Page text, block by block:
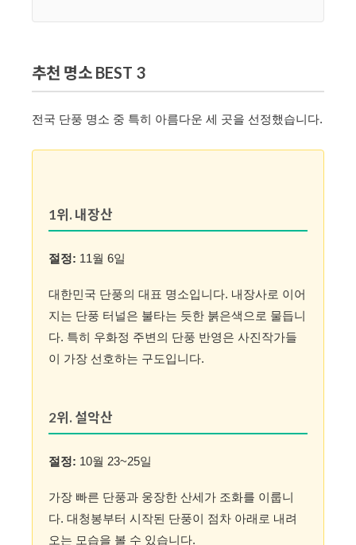
추천 명소 BEST 3
전국 단풍 명소 중 특히 아름다운 세 곳을 선정했습니다.
1위. 내장산
절정: 11월 6일
대한민국 단풍의 대표 명소입니다. 내장사로 이어
지는 단풍 터널은 불타는 듯한 붉은색으로 물듭니
다. 특히 우화정 주변의 단풍 반영은 사진작가들
이 가장 선호하는 구도입니다.
2위. 설악산
절정: 10월 23~25일
가장 빠른 단풍과 웅장한 산세가 조화를 이룹니
다. 대청봉부터 시작된 단풍이 점차 아래로 내려
오는 모습을 볼 수 있습니다.